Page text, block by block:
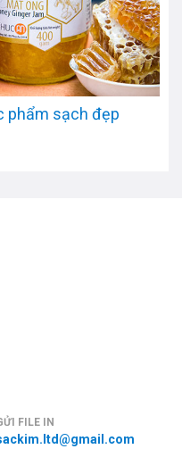
phẩm sạch đẹp
FILE IN